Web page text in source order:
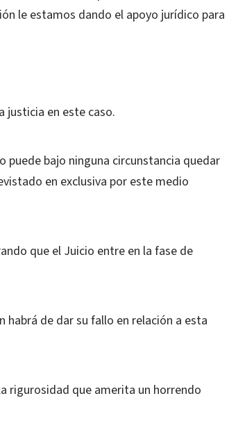
le estamos dando el apoyo jurídico para
justicia en este caso.
bajo ninguna circunstancia quedar
en exclusiva por este medio
que el Juicio entre en la fase de
habrá de dar su fallo en relación a esta
rigurosidad que amerita un horrendo